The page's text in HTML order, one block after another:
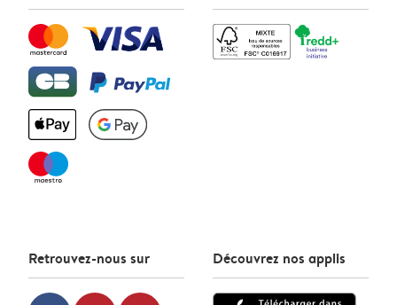
Retrouvez-nous sur Découvrez nos applis